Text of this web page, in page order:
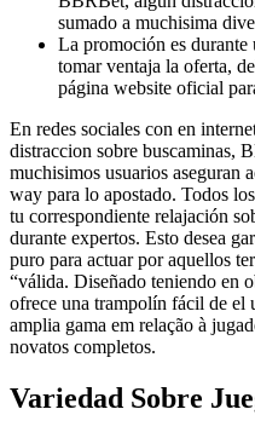
sumado a muchisima
La promoción es
tomar ventaja la oferta,
página website oficial
En redes sociales con en
distraccion sobre buscaminas,
muchisimos usuarios aseguran
way para lo apostado. Todos
tu correspondiente relajación
durante expertos. Esto desea
puro para actuar por aquellos
“válida. Diseñado teniendo en
ofrece una trampolín fácil de el
amplia gama em relação à
novatos completos.
Variedad Sobre